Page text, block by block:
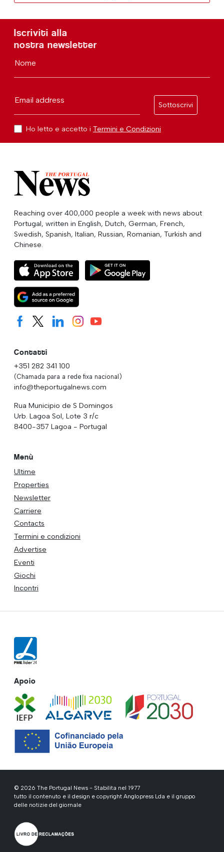
Iscriviti alla
nostra newsletter
Nome
Email address
Sottoscrivi
Ho letto e accetto i Termini e Condizioni
Reaching over 400,000 people a week with news about
Portugal, written in English, Dutch, German, French,
Swedish, Spanish, Italian, Russian, Romanian, Turkish and
Chinese.
Contatti
+351 282 341 100
(Chamada para a rede fixa nacional)
info@theportugalnews.com
Rua Municipio de S Domingos
Urb. Lagoa Sol, Lote 3 r/c
8400-357 Lagoa - Portugal
Menù
Ultime
Properties
Newsletter
Carriere
Contacts
Termini e condizioni
Advertise
Eventi
Giochi
Incontri
Apoio
© 2026 The Portugal News - Stabilita nel 1977
tutto il contenuto e il design e copyright Anglopress Lda e il gruppo
delle notizie del giornale